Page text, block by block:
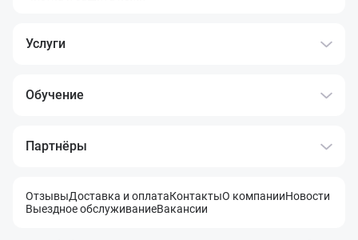
Услуги
Обучение
Партнёры
ОтзывыДоставка и оплатаКонтактыО компанииНовости
Выездное обслуживаниеВакансии